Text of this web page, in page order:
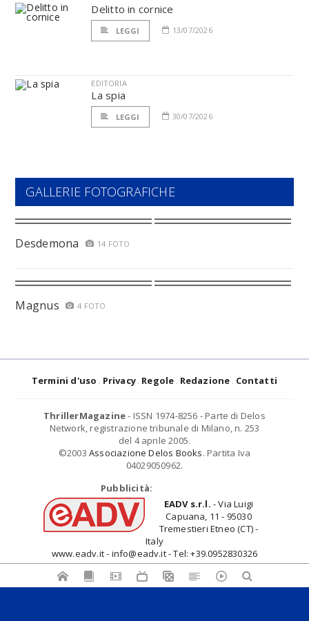
Delitto in cornice
LEGGI 13/07/2026
EDITORIA
La spia
LEGGI 30/07/2026
GALLERIE FOTOGRAFICHE
Desdemona 14 FOTO
Magnus 4 FOTO
Termini d'uso Privacy Regole Redazione Contatti
ThrillerMagazine- ISSN 1974-8256 - Parte di Delos
Network, registrazione tribunale di Milano, n. 253
del 4 aprile 2005.
©2003 Associazione Delos Books. Partita Iva
04029050962.
Pubblicità:
EADV s.r.l. - Via Luigi
Capuana, 11 - 95030
Tremestieri Etneo (CT) -
Italy
www.eadv.it - info@eadv.it - Tel: +39.0952830326